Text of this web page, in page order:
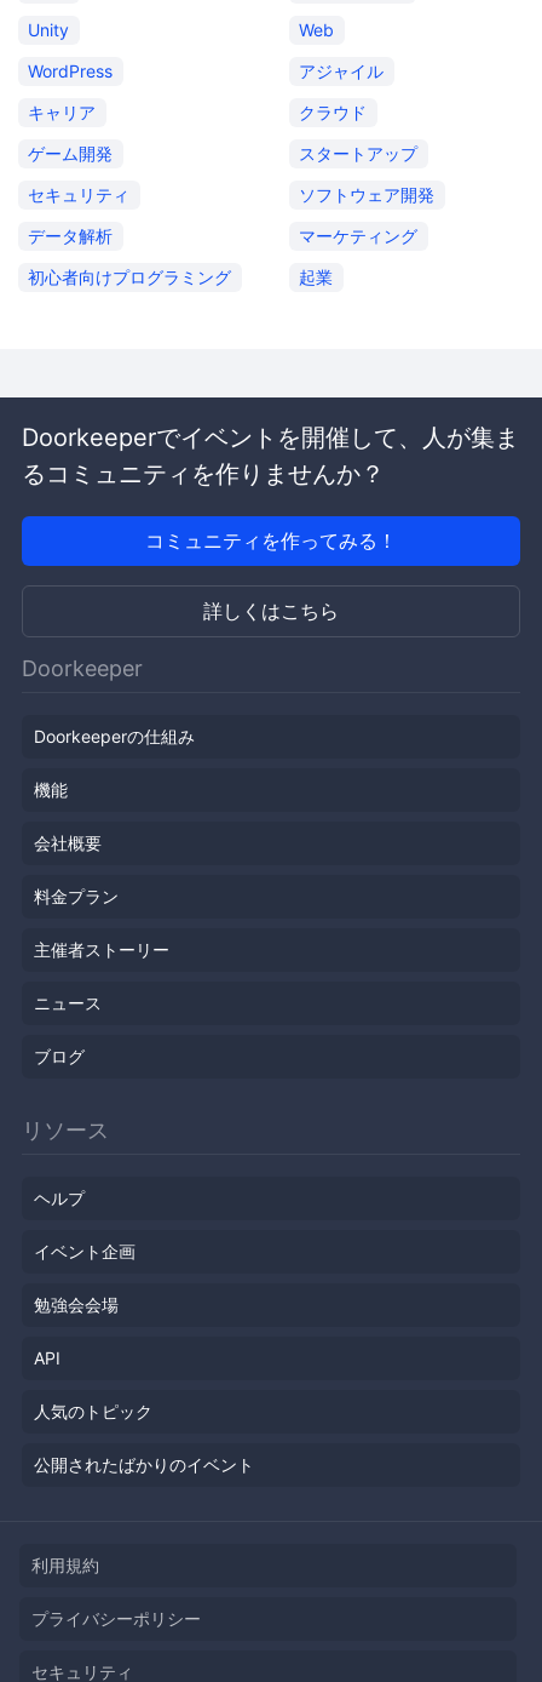
Unity
Web
WordPress
アジャイル
キャリア
クラウド
ゲーム開発
スタートアップ
セキュリティ
ソフトウェア開発
データ解析
マーケティング
初心者向けプログラミング
起業
Doorkeeperでイベントを開催して、人が集ま
るコミュニティを作りませんか？
コミュニティを作ってみる！
詳しくはこちら
Doorkeeper
Doorkeeperの仕組み
機能
会社概要
料金プラン
主催者ストーリー
ニュース
ブログ
リソース
ヘルプ
イベント企画
勉強会会場
API
人気のトピック
公開されたばかりのイベント
利用規約
プライバシーポリシー
セキュリティ